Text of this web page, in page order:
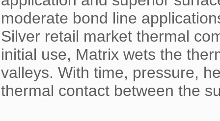
moderate bond line
Silver retail market thermal
initial use, Matrix wets the
valleys. With time, pressure,
thermal contact between the